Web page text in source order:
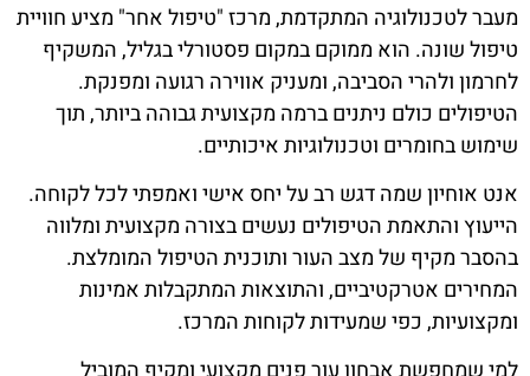
מעבר לטכנולוגיה המתקדמת, מרכז "טיפול אחר" מציע חוויית
טיפול שונה. הוא ממוקם במקום פסטורלי בגליל, המשקיף
לחרמון ולהרי הסביבה, ומעניק אווירה רגועה ומפנקת.
הטיפולים כולם ניתנים ברמה מקצועית גבוהה ביותר, תוך
שימוש בחומרים וטכנולוגיות איכותיים.
אנט אוחיון שמה דגש רב על יחס אישי ואמפתי לכל לקוחה.
הייעוץ והתאמת הטיפולים נעשים בצורה מקצועית ומלווה
בהסבר מקיף של מצב העור ותוכנית הטיפול המומלצת.
המחירים אטרקטיביים, והתוצאות המתקבלות אמינות
ומקצועיות, כפי שמעידות לקוחות המרכז.